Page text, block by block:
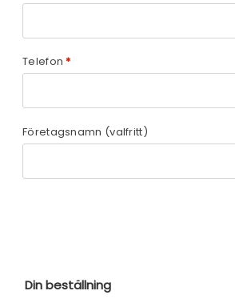
Telefon*
Företagsnamn (valfritt)
Din beställning